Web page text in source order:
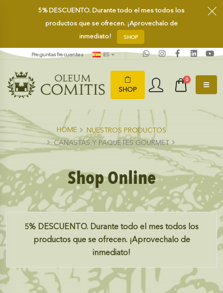
5% DESCUENTO. Durante todo el mes todos los
productos que se ofrecen. ¡Aprovechalo de
inmediato!
SHOP
Preguntas frecuentes ES
SHOP
0
HOME
NUESTROS PRODUCTOS
CANASTAS Y PAQUETES GOURMET
Shop Online
5% DESCUENTO. Durante todo el mes todos los
productos que se ofrecen. ¡Aprovechalo de
inmediato!